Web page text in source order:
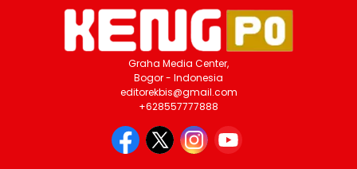
Graha Media Center,
Bogor - Indonesia
editorekbis@gmail.com
+628557777888